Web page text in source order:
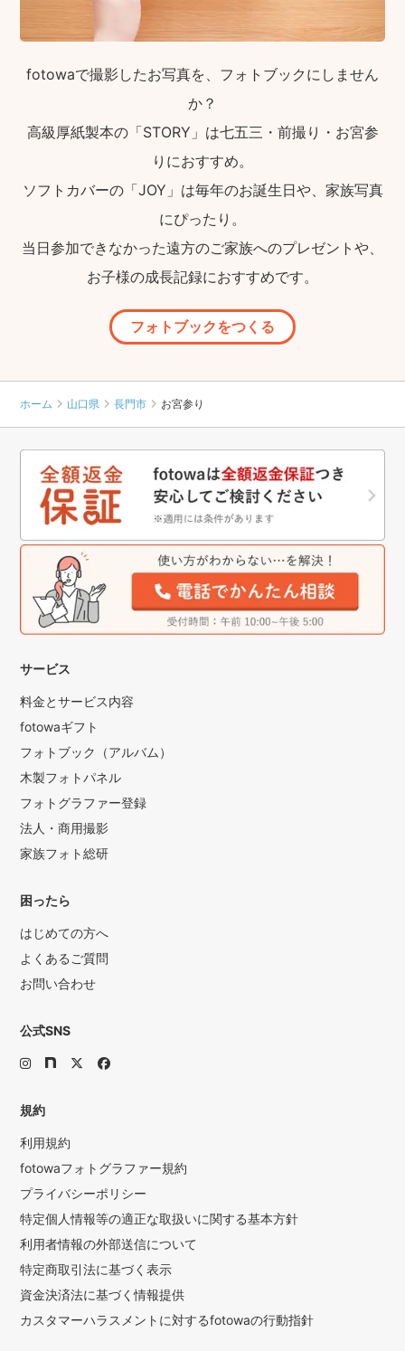
fotowaで撮影したお写真を、フォトブックにしません
か？
高級厚紙製本の「STORY」は七五三・前撮り・お宮参
りにおすすめ。
ソフトカバーの「JOY」は毎年のお誕生日や、家族写真
にぴったり。
当日参加できなかった遠方のご家族へのプレゼントや、
お子様の成長記録におすすめです。
フォトブックをつくる
ホーム 山口県 長門市 お宮参り
サービス
料金とサービス内容
fotowaギフト
フォトブック（アルバム）
木製フォトパネル
フォトグラファー登録
法人・商用撮影
家族フォト総研
困ったら
はじめての方へ
よくあるご質問
お問い合わせ
公式SNS
規約
利用規約
fotowaフォトグラファー規約
プライバシーポリシー
特定個人情報等の適正な取扱いに関する基本方針
利用者情報の外部送信について
特定商取引法に基づく表示
資金決済法に基づく情報提供
カスタマーハラスメントに対するfotowaの行動指針